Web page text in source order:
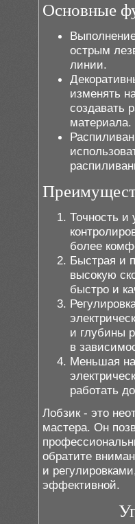
Основные
острым
линии.
изменять
создавать
материала.
Точность и
более
Быстрая и
высокую
быстро и
и глубины
в
Меньшая
работать
Лобзик - это
мастера. Он
обратите
и
эффективной.